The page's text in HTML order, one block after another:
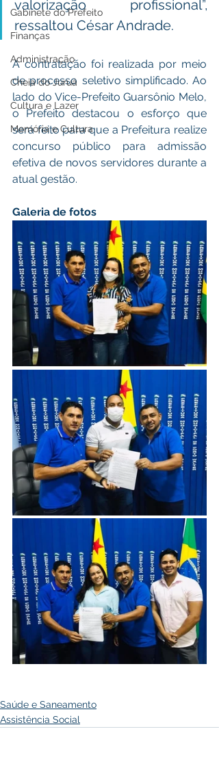
Gabinete do Prefeito
Finanças
Administração
Cheia do Juruá
Cultura e Lazer
Memória e Cultura
valorização profissional”,
ressaltou César Andrade.
A contratação foi realizada por meio
de processo seletivo simplificado. Ao
lado do Vice-Prefeito Guarsônio Melo,
o Prefeito destacou o esforço que
será feito para que a Prefeitura realize
concurso público para admissão
efetiva de novos servidores durante a
atual gestão.
Galeria de fotos
Saúde e Saneamento
Assistência Social